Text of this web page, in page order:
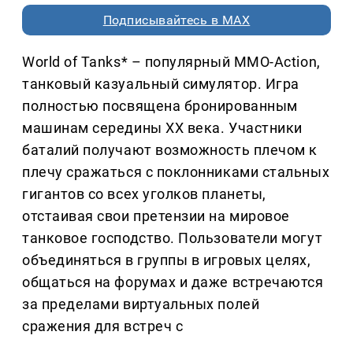
Подписывайтесь в MAX
World of Tanks* – популярный MMO-Action,
танковый казуальный симулятор. Игра
полностью посвящена бронированным
машинам середины XX века. Участники
баталий получают возможность плечом к
плечу сражаться с поклонниками стальных
гигантов со всех уголков планеты,
отстаивая свои претензии на мировое
танковое господство. Пользователи могут
объединяться в группы в игровых целях,
общаться на форумах и даже встречаются
за пределами виртуальных полей
сражения для встреч с